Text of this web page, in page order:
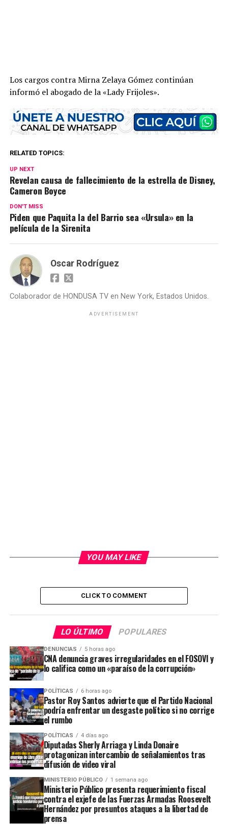
Los cargos contra Mirna Zelaya Gómez continúan
informó el abogado de la «Lady Frijoles».
RELATED TOPICS:
UP NEXT
Revelan causa de fallecimiento de la estrella de Disney,
Cameron Boyce
DON'T MISS
Piden que Paquita la del Barrio sea «Ursula» en la
película de la Sirenita
Oscar Rodríguez
Colaborador de HONDUSA TV en New York, Estados Unidos.
ADVERTISEMENT
YOU MAY LIKE
CLICK TO COMMENT
LO ÚLTIMO POPULARES
DENUNCIAS 5 horas ago
CNA denuncia graves irregularidades en el FOSOVI y
lo califica como un «paraíso de la corrupción»
POLÍTICAS 6 horas ago
Pastor Roy Santos advierte que el Partido Nacional
podría enfrentar un desgaste político si no corrige
el rumbo
POLÍTICAS 4 días ago
Diputadas Sherly Arriaga y Linda Donaire
protagonizan intercambio de señalamientos tras
difusión de video viral
MINISTERIO PÚBLICO 1 semana ago
Ministerio Público presenta requerimiento fiscal
contra el exjefe de las Fuerzas Armadas Roosevelt
Hernández por presuntos ataques a la libertad de
prensa